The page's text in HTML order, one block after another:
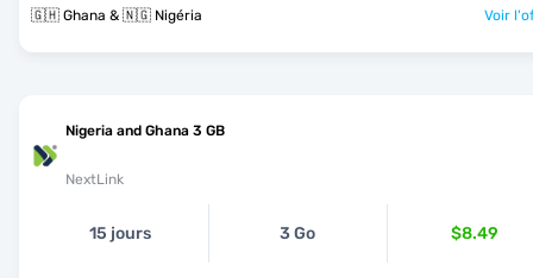
🇬🇭 Ghana & 🇳🇬 Nigéria Voir
Nigeria and Ghana 3 GB
NextLink
15 jours 3 Go $8.49